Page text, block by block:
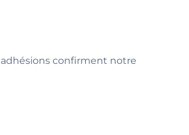
confirment notre